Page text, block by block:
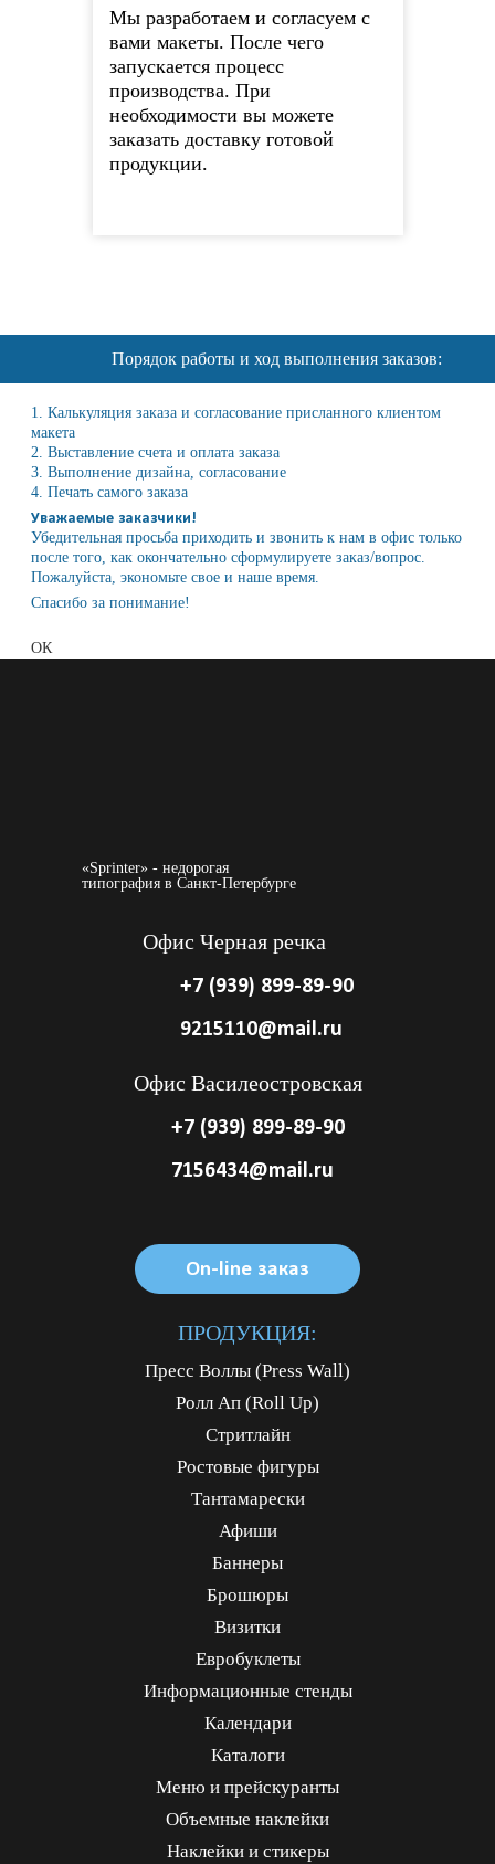
Мы разработаем и согласуем с
вами макеты. После чего
запускается процесс
производства. При
необходимости вы можете
заказать доставку готовой
продукции.
Порядок работы и ход выполнения заказов:
1. Калькуляция заказа и согласование присланного клиентом
макета
2. Выставление счета и оплата заказа
3. Выполнение дизайна, согласование
4. Печать самого заказа
Уважаемые заказчики!
Убедительная просьба приходить и звонить к нам в офис только
после того, как окончательно сформулируете заказ/вопрос.
Пожалуйста, экономьте свое и наше время.
Спасибо за понимание!
ОК
«Sprinter» - недорогая
типография в Санкт-Петербурге
Офис Василеостровская
+7 (939) 899-89-90
7156434@mail.ru
Офис Черная речка
+7 (939) 899-89-90
9215110@mail.ru
On-line заказ
On-line заказ
On-line заказ
ПРОДУКЦИЯ:
Пресс Воллы (Press Wall)
Ролл Ап (Roll Up)
Стритлайн
Ростовые фигуры
Тантамарески
Афиши
Баннеры
Брошюры
Визитки
Евробуклеты
Информационные стенды
Календари
Каталоги
Меню и прейскуранты
Объемные наклейки
Наклейки и стикеры